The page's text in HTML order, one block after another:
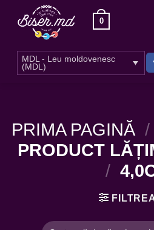
0
MDL - Leu moldovenesc
(MDL)
PRIMA PAGINĂ /
PRODUCT
/